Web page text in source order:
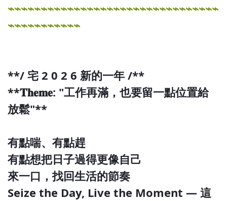
⌁⌁⌁⌁⌁⌁⌁⌁⌁⌁⌁⌁⌁⌁⌁⌁⌁⌁⌁⌁⌁⌁⌁⌁⌁⌁⌁⌁⌁⌁⌁⌁
⌁⌁⌁⌁⌁⌁⌁⌁⌁⌁⌁
**/ 宅 2 0 2 6 新的一年 /**
**𝐓𝐡𝐞𝐦𝐞: "工作再滿，也要留一點位置給
放鬆"**
有點喘、有點趕
有點想把日子過得更像自己
來一口，找回生活的節奏
Seize the Day, Live the Moment — 這